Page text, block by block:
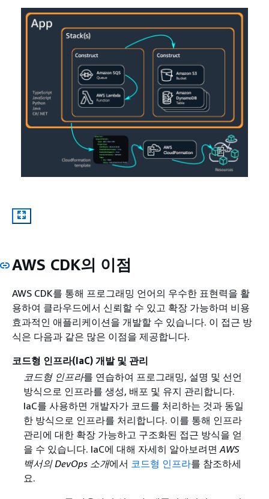
AWS CDK의 이점
AWS CDK를 통해 프로그래밍 언어의 우수한 표현력을 활
용하여 클라우드에서 신뢰할 수 있고 확장 가능하며 비용
효과적인 애플리케이션을 개발할 수 있습니다. 이 접근 방
식은 다음과 같은 많은 이점을 제공합니다.
코드형 인프라(IaC) 개발 및 관리
코드형 인프라를 연습하여 프로그래밍, 설명 및 선언
방식으로 인프라를 생성, 배포 및 유지 관리합니다.
IaC를 사용하면 개발자가 코드를 처리하는 것과 동일
한 방식으로 인프라를 처리합니다. 이를 통해 인프라
관리에 대한 확장 가능하고 구조화된 접근 방식을 얻
을 수 있습니다. IaC에 대해 자세히 알아보려면 AWS
백서의 DevOps 소개에서 코드형 인프라를 참조하세
요.